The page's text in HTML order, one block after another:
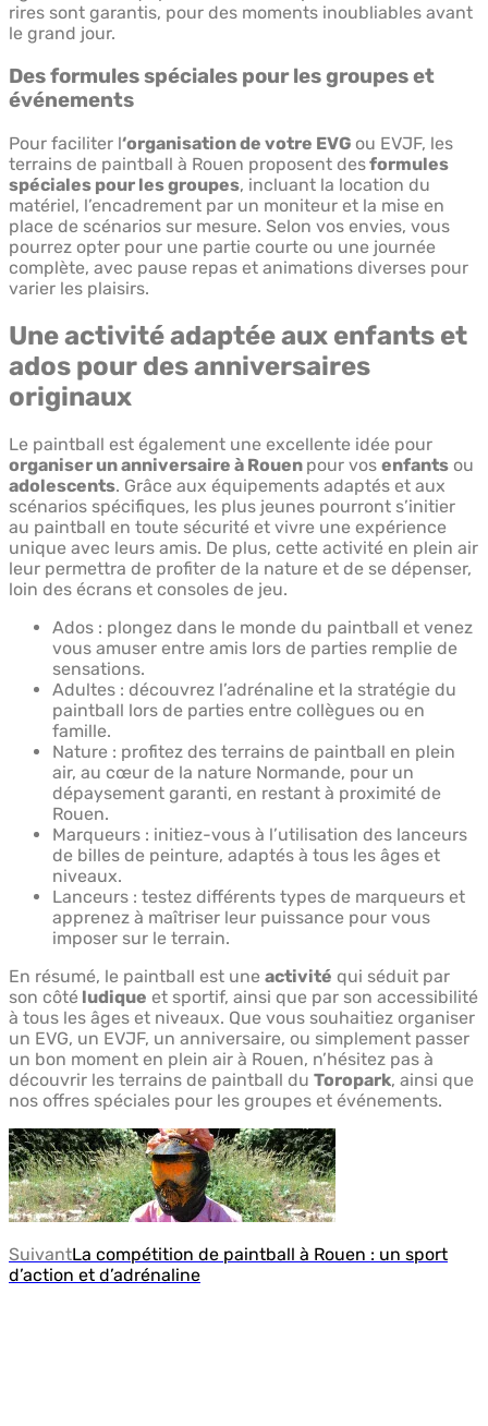
rires sont garantis, pour des moments inoubliables avant
le grand jour.
Des formules spéciales pour les groupes et
événements
Pour faciliter l‘organisation de votre EVG ou EVJF, les
terrains de paintball à Rouen proposent desformules
spéciales pour les groupes, incluant la location du
matériel, l’encadrement par un moniteur et la mise en
place de scénarios sur mesure. Selon vos envies, vous
pourrez opter pour une partie courte ou une journée
complète, avec pause repas et animations diverses pour
varier les plaisirs.
Une activité adaptée aux enfants et
ados pour des anniversaires
originaux
Le paintball est également une excellente idée pour
organiser un anniversaire à Rouen pour vos enfants ou
adolescents. Grâce aux équipements adaptés et aux
scénarios spécifiques, les plus jeunes pourront s’initier
au paintball en toute sécurité et vivre une expérience
unique avec leurs amis. De plus, cette activité en plein air
leur permettra de profiter de la nature et de se dépenser,
loin des écrans et consoles de jeu.
Ados : plongez dans le monde du paintball et venez
vous amuser entre amis lors de parties remplie de
sensations.
Adultes : découvrez l’adrénaline et la stratégie du
paintball lors de parties entre collègues ou en
famille.
Nature : profitez des terrains de paintball en plein
air, au cœur de la nature Normande, pour un
dépaysement garanti, en restant à proximité de
Rouen.
Marqueurs : initiez-vous à l’utilisation des lanceurs
de billes de peinture, adaptés à tous les âges et
niveaux.
Lanceurs : testez différents types de marqueurs et
apprenez à maîtriser leur puissance pour vous
imposer sur le terrain.
En résumé, le paintball est une activité qui séduit par
son côté ludique et sportif, ainsi que par son accessibilité
à tous les âges et niveaux. Que vous souhaitiez organiser
un EVG, un EVJF, un anniversaire, ou simplement passer
un bon moment en plein air à Rouen, n’hésitez pas à
découvrir les terrains de paintball du Toropark, ainsi que
nos offres spéciales pour les groupes et événements.
SuivantLa compétition de paintball à Rouen : un sport
d’action et d’adrénaline